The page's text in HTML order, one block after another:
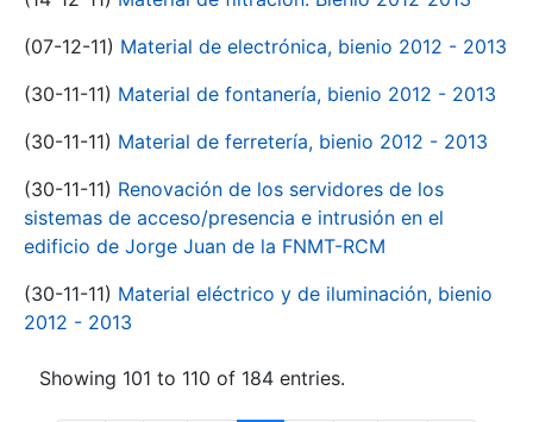
(07-12-11) Material de electrónica, bienio 2012 - 2013
(30-11-11) Material de fontanería, bienio 2012 - 2013
(30-11-11) Material de ferretería, bienio 2012 - 2013
(30-11-11) Renovación de los servidores de los
sistemas de acceso/presencia e intrusión en el
edificio de Jorge Juan de la FNMT-RCM
(30-11-11) Material eléctrico y de iluminación, bienio
2012 - 2013
Showing 101 to 110 of 184 entries.